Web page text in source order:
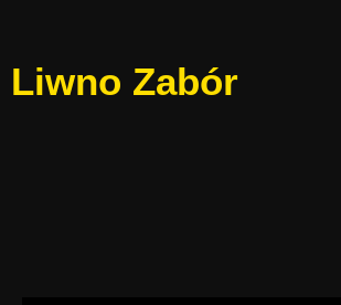
Liwno Zabór